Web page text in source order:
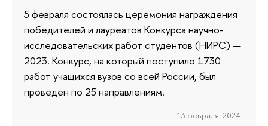
5 февраля состоялась церемония награждения
победителей и лауреатов Конкурса научно-
исследовательских работ студентов (НИРС) —
2023. Конкурс, на который поступило 1730
работ учащихся вузов со всей России, был
проведен по 25 направлениям.
13 февраля 2024